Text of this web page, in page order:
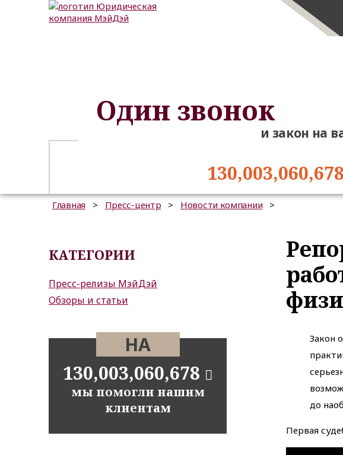
Один звонок
и закон на
Главная > Пресс-центр > Новости компании >
КАТЕГОРИИ
Пресс-релизы МэйДэй
Обзоры и статьи
НА
130,003,060,678
мы помогли нашим
клиентам
Закон
до
Первая